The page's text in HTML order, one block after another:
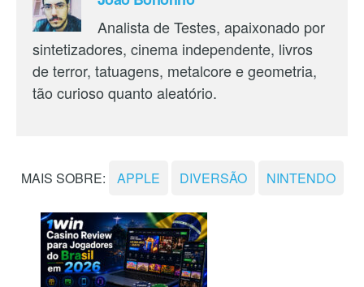
Analista de Testes, apaixonado por
sintetizadores, cinema independente, livros
de terror, tatuagens, metalcore e geometria,
tão curioso quanto aleatório.
MAIS SOBRE: APPLE DIVERSÃO NINTENDO